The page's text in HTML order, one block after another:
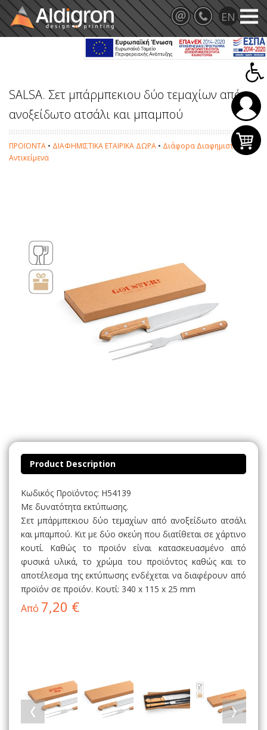
SALSA. Σετ μπάρμπεκιου δύο τεμαχίων από
ανοξείδωτο ατσάλι και μπαμπού
ΠΡΟΪΟΝΤΑ • ΔΙΑΦΗΜΙΣΤΙΚΑ ΕΤΑΙΡΙΚΑ ΔΩΡΑ • Διάφορα Διαφημιστικά
Αντικείμενα
Product Description
Κωδικός Προϊόντος: H54139
Με δυνατότητα εκτύπωσης.
Σετ μπάρμπεκιου δύο τεμαχίων από ανοξείδωτο ατσάλι
και μπαμπού. Κιτ με δύο σκεύη που διατίθεται σε χάρτινο
κουτί. Καθώς το προϊόν είναι κατασκευασμένο από
φυσικά υλικά, το χρώμα του προϊόντος καθώς και το
αποτέλεσμα της εκτύπωσης ενδέχεται να διαφέρουν από
προϊόν σε προϊόν. Κουτί: 340 x 115 x 25 mm
Από 7,20 €